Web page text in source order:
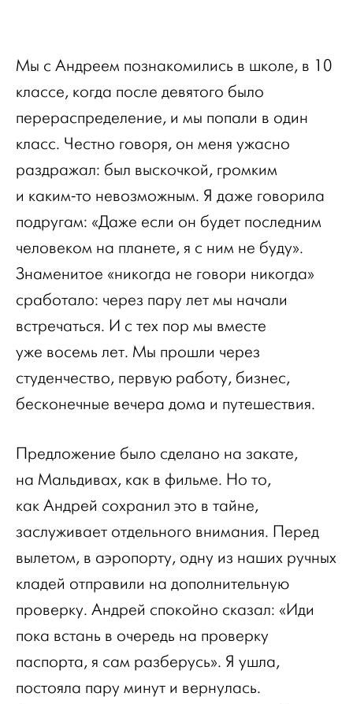
Мы с Андреем познакомились в школе, в 10
классе, когда после девятого было
перераспределение, и мы попали в один
класс. Честно говоря, он меня ужасно
раздражал: был выскочкой, громким
и каким-то невозможным. Я даже говорила
подругам: «Даже если он будет последним
человеком на планете, я с ним не буду».
Знаменитое «никогда не говори никогда»
сработало: через пару лет мы начали
встречаться. И с тех пор мы вместе
уже восемь лет. Мы прошли через
студенчество, первую работу, бизнес,
бесконечные вечера дома и путешествия.
Предложение было сделано на закате,
на Мальдивах, как в фильме. Но то,
как Андрей сохранил это в тайне,
заслуживает отдельного внимания. Перед
вылетом, в аэропорту, одну из наших ручных
кладей отправили на дополнительную
проверку. Андрей спокойно сказал: «Иди
пока встань в очередь на проверку
паспорта, я сам разберусь». Я ушла,
постояла пару минут и вернулась.